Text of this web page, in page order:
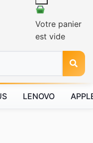
Votre panier
est vide
LENOVO
disponible à la vente.